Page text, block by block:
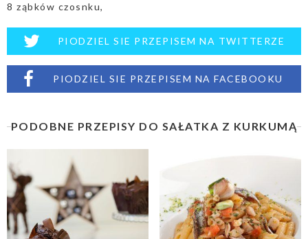
8 ząbków czosnku,
PIODZIEL SIE PRZEPISEM NA TWITTERZE
PIODZIEL SIE PRZEPISEM NA FACEBOOKU
PODOBNE PRZEPISY DO SAŁATKA Z KURKUMĄ